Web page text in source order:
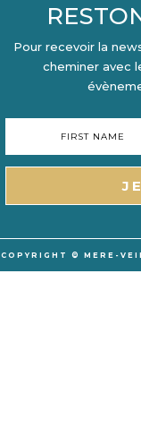
Pour recevoir la
cheminer avec
COPYRIGHT © MERE-